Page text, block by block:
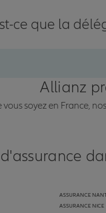
ce que la
Allianz
vous soyez en France,
ASSURANCE
ASSURANCE NICE